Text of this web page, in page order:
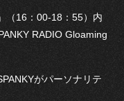
（16：00-18：55）内
RADIO Gloaming
がパーソナリテ